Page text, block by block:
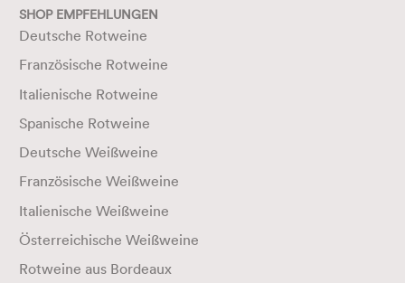
SHOP EMPFEHLUNGEN
Deutsche Rotweine
Französische Rotweine
Italienische Rotweine
Spanische Rotweine
Deutsche Weißweine
Französische Weißweine
Italienische Weißweine
Österreichische Weißweine
Rotweine aus Bordeaux